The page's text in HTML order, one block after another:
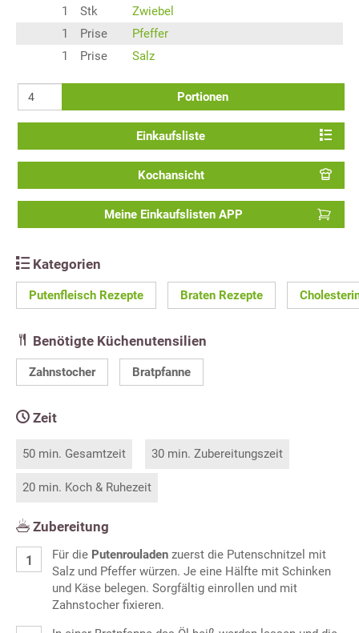
1
Stk
Zwiebel
1
Prise
Pfeffer
1
Prise Salz
Portionen
Einkaufsliste
Kochansicht
Meine Einkaufslisten APP
Kategorien
Putenfleisch Rezepte Braten Rezepte
Benötigte Küchenutensilien
Zahnstocher Bratpfanne
Zeit
50 min. Gesamtzeit 30 min. Zubereitungszeit
20 min. Koch & Ruhezeit
Zubereitung
Für die Putenrouladen zuerst die Putenschnitzel mit
Salz und Pfeffer würzen. Je eine Hälfte mit Schinken
und Käse belegen. Sorgfältig einrollen und mit
Zahnstocher fixieren.